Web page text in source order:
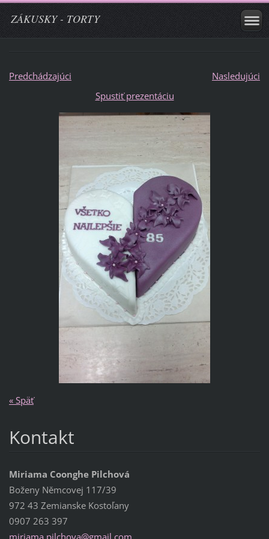
ZÁKUSKY - TORTY
Predchádzajúci
Nasledujúci
Spustiť prezentáciu
« Späť
Kontakt
Miriama Coonghe Pilchová
Boženy Němcovej 117/39
972 43 Zemianske Kostoľany
0907 263 397
miriama. pilchova@gmail.com